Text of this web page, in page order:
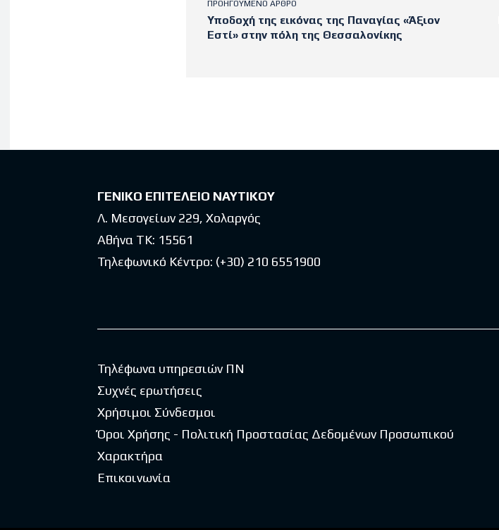
ΠΡΟΗΓΟΎΜΕΝΟ ΆΡΘΡΟ
Υποδοχή της εικόνας της Παναγίας «Άξιον
Εστί» στην πόλη της Θεσσαλονίκης
ΓΕΝΙΚΟ ΕΠΙΤΕΛΕΙΟ ΝΑΥΤΙΚΟΥ
Λ. Μεσογείων 229, Χολαργός
Αθήνα ΤΚ: 15561
Τηλεφωνικό Κέντρο: (+30) 210 6551900
Τηλέφωνα υπηρεσιών ΠΝ
Συχνές ερωτήσεις
Χρήσιμοι Σύνδεσμοι
Όροι Χρήσης - Πολιτική Προστασίας Δεδομένων Προσωπικού
Χαρακτήρα
Επικοινωνία